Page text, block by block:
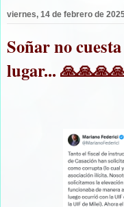
viernes, 14 de febrero de
Soñar no
lugar...